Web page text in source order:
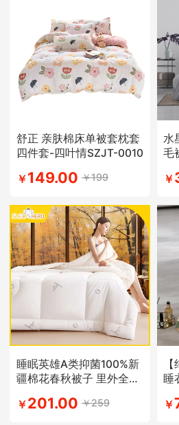
舒正 亲肤棉床单被套枕套
四件套-四叶情SZJT-0010
￥149.00 ￥199
水
毛
￥
睡眠英雄A类抑菌100%新
疆棉花春秋被子 里外全棉
￥201.00 ￥259
睡
￥